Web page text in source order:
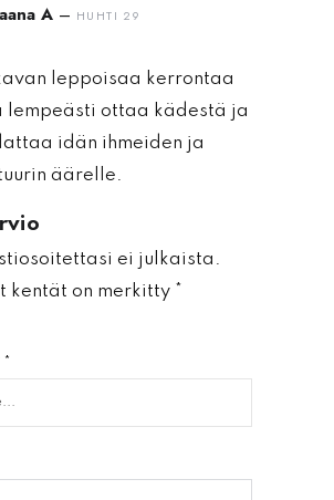
A – HUHTI 29
leppoisaa kerrontaa
lempeästi ottaa kädestä ja
idän ihmeiden ja
äärelle.
ei julkaista.
kentät on merkitty *
*